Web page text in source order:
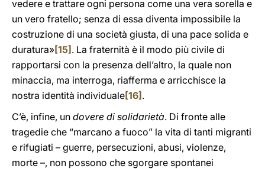
vedere e trattare ogni persona come una vera sorella e
un vero fratello; senza di essa diventa impossibile la
costruzione di una società giusta, di una pace solida e
duratura»[15] . La fraternità è il modo più civile di
rapportarsi con la presenza dell’altro, la quale non
minaccia, ma interroga, riafferma e arricchisce la
nostra identità individuale[16] .
C’è, infine, un dovere di solidarietà. Di fronte alle
tragedie che “marcano a fuoco” la vita di tanti migranti
e rifugiati – guerre, persecuzioni, abusi, violenze,
morte –, non possono che sgorgare spontanei